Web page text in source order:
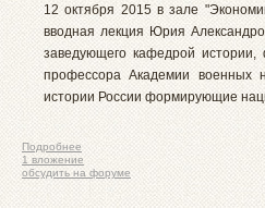
12 октября 2015 в зале
вводная лекция Юрия
заведующего кафедрой
профессора Академии военных
истории России формирующие
Подробнее
1 вложение
обсудить на форуме